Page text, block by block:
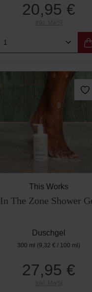
Regulärer Preis:
20,95 €
Inkl. MwSt
Produkt Anzahl:
This Works
In The Zone Shower
Duschgel
300 ml (9,32 € / 100 ml)
Regulärer Preis:
27,95 €
Inkl. MwSt